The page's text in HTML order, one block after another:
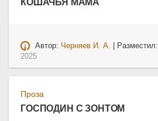
Автор: Черняев И. А. | Разместил:
2025
Проза
ГОСПОДИН С ЗОНТОМ